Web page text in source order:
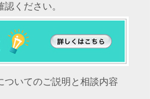
ください。
いてのご説明と相談内容